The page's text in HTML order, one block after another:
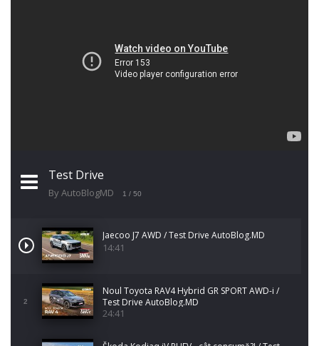
Test Drive
By AutoBlogMD 1 / 50
Jaecoo J7 AWD / Test Drive AutoBlog.MD
14:41
2
Noul Toyota RAV4 Hybrid GR SPORT AWD-i /
Test Drive AutoBlog.MD
24:41